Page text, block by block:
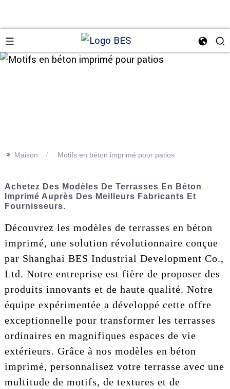
>> Maison Motifs en béton imprimé pour patios
Achetez Des Modèles De Terrasses En Béton
Imprimé Auprès Des Meilleurs Fabricants Et
Fournisseurs.
Découvrez les modèles de terrasses en béton
imprimé, une solution révolutionnaire conçue
par Shanghai BES Industrial Development Co.,
Ltd. Notre entreprise est fière de proposer des
produits innovants et de haute qualité. Notre
équipe expérimentée a développé cette offre
exceptionnelle pour transformer les terrasses
ordinaires en magnifiques espaces de vie
extérieurs. Grâce à nos modèles en béton
imprimé, personnalisez votre terrasse avec une
multitude de motifs, de textures et de